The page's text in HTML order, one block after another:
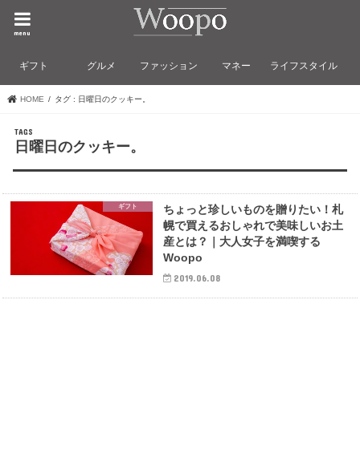
menu
ギフト グルメ ファッション マネー ライフスタイル
HOME タグ : 日曜日のクッキー。
日曜日のクッキー。
ギフト
ちょっと珍しいものを贈りたい！札
幌で買えるおしゃれで美味しいお土
産とは？｜大人女子を満喫する
Woopo
2019.06.08